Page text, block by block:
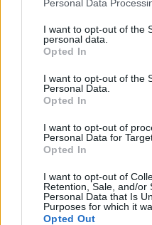
Personal Data
I want to opt-out of the
personal data.
Opted In
I want to opt-out of the
Personal Data.
Opted In
I want to opt-out of
Personal Data for
Opted In
I want to opt-out of
Retention, Sale, and/or
Personal Data that Is
Purposes for which it
Opted Out
Prossime
Venezia
AC Milan
Frosinone
Venezia
Venezia